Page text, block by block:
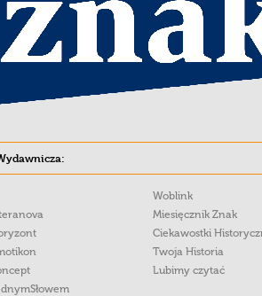
Woblink
Miesięcznik Znak
Ciekawostki
Twoja Historia
Lubimy czytać